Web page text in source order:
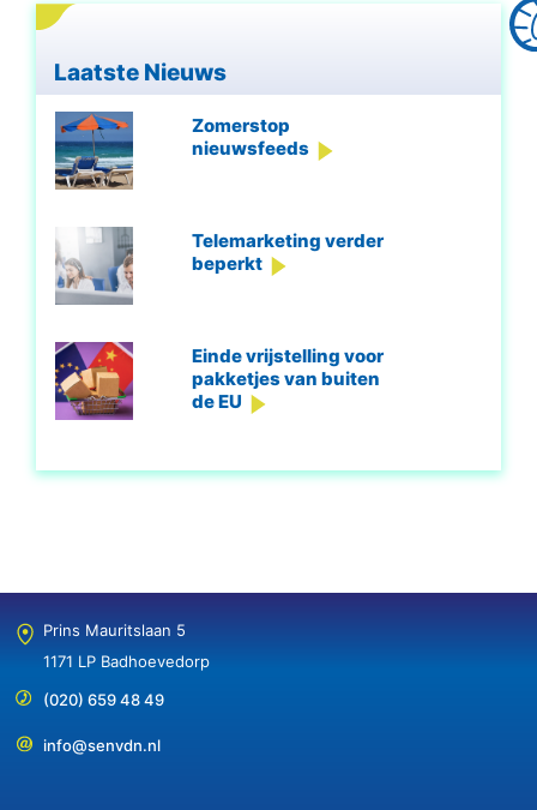
Laatste Nieuws
Zomerstop
nieuwsfeeds
Telemarketing verder
beperkt
Einde vrijstelling voor
pakketjes van buiten
de EU
Prins Mauritslaan 5
1171 LP Badhoevedorp
(020) 659 48 49
info@senvdn.nl